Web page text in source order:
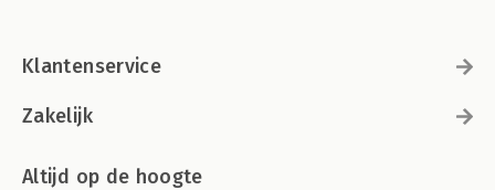
Klantenservice
Zakelijk
Altijd op de hoogte